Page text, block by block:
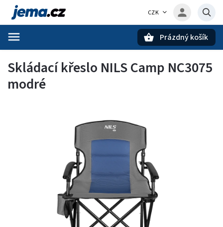
CZK
Prázdný košík
Skládací křeslo NILS Camp NC3075
modré